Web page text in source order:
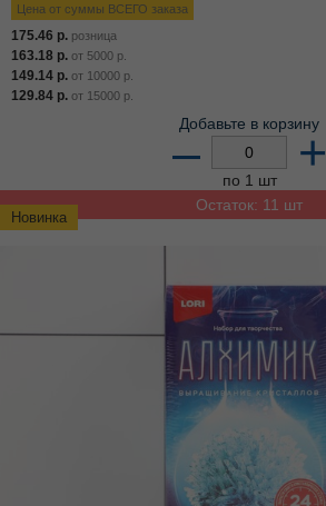
Новинка
Цена от суммы ВСЕГО заказа
175.46 р. розница
163.18 р. от 5000 р.
149.14 р. от 10000 р.
129.84 р. от 15000 р.
Добавьте в корзину
– +
по 1 шт
Остаток: 11 шт